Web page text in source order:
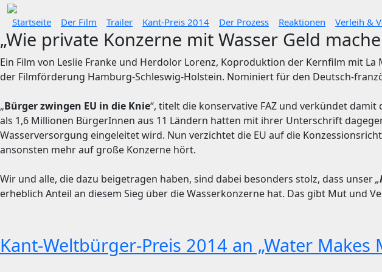
Startseite Der Film Trailer Kant-Preis 2014 Der Prozess Reaktionen Verleih &
„Wie private Konzerne mit Wasser Geld
Ein Film von Leslie Franke und Herdolor Lorenz, Koproduktion der Kernfilm mit La
der Filmförderung Hamburg-Schleswig-Holstein. Nominiert für den Deutsch-
„Bürger zwingen EU in die Knie“, titelt die konservative FAZ und verkündet
als 1,6 Millionen BürgerInnen aus 11 Ländern hatten mit ihrer Unterschrift
Wasserversorgung eingeleitet wird. Nun verzichtet die EU auf die
ansonsten mehr auf große Konzerne hört.
Wir und alle, die dazu beigetragen haben, sind dabei besonders stolz, dass unser„
erheblich Anteil an diesem Sieg über die Wasserkonzerne hat. Das gibt Mut und
Kant-Weltbürger-Preis 2014 an „Water Makes